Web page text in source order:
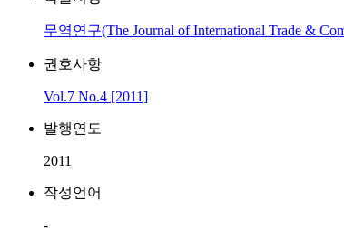
무역연구(The Journal of International Trade &
권호사항
Vol.7 No.4 [2011]
발행연도
2011
작성언어
-